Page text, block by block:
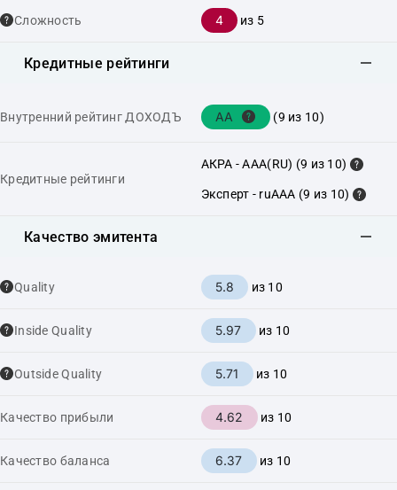
Сложность 4 из 5
Кредитные рейтинги
Внутренний рейтинг ДОХОДЪ AA (9 из 10)
Кредитные рейтинги
АКРА - AAA(RU) (9 из 10)
Эксперт - ruAAA (9 из 10)
Качество эмитента
Quality 5.8 из 10
Inside Quality 5.97 из 10
Outside Quality 5.71 из 10
Качество прибыли 4.62 из 10
Качество баланса 6.37 из 10